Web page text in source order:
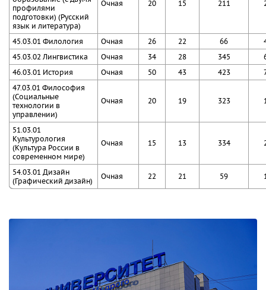
профилями
подготовки) (Русский
язык и литература)
Очная 20 15 211
45.03.01 Филология Очная 26 22 66
45.03.02 Лингвистика
Очная 34 28 345
46.03.01 История
Очная 50 43 423
47.03.01 Философия
(Социальные
технологии в
управлении)
Очная 20 19 323
51.03.01
Культурология
(Культура России в
современном мире)
Очная 15 13 334
54.03.01 Дизайн
(Графический дизайн)
Очная 22 21 59